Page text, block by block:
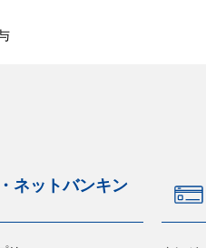
ネットバンキン